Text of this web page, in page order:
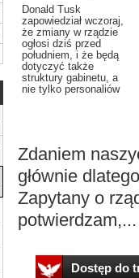
Donald Tusk
zapowiedział wczoraj,
że zmiany w rządzie
ogłosi dziś przed
południem, i że będą
dotyczyć także
struktury gabinetu, a
nie tylko personaliów
Zdaniem
głównie
Zapytany o
potwierdzam,...
Dostęp do